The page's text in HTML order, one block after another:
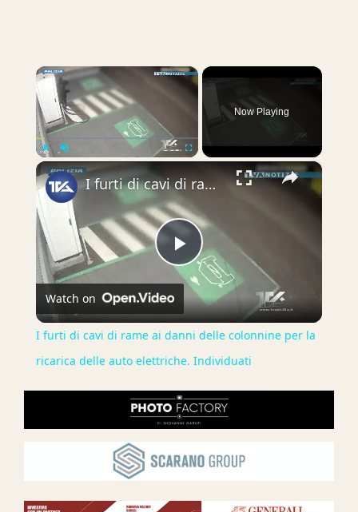
×
Now Playing
×
Play
Video
I furti di cavi di rame ai danni delle colonnine per la ricarica delle auto elettriche. Individuati
Watch on
I furti di cavi di rame ai danni delle colonnine per la
ricarica delle auto elettriche. Individuati